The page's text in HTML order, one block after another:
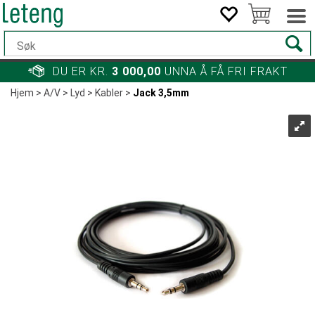
DU ER KR. 3 000,00 UNNA Å FÅ FRI FRAKT
Hjem>A/V>Lyd>Kabler>Jack 3,5mm